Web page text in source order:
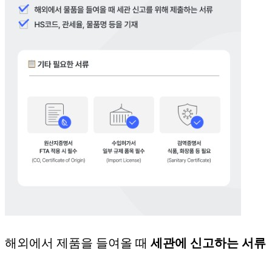
해외에서 제품을 들여올 때 세관에 신고하는 서류